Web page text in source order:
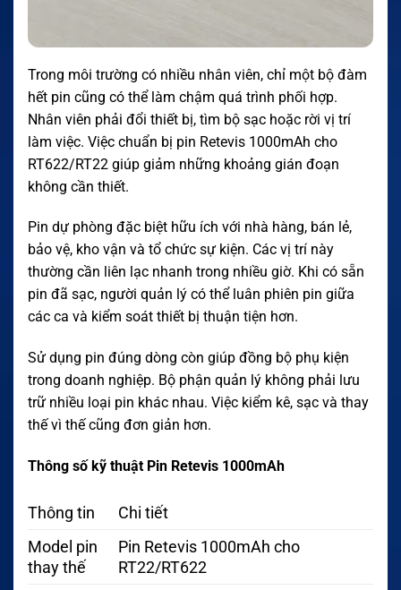
Trong môi trường có nhiều nhân viên, chỉ một bộ đàm
hết pin cũng có thể làm chậm quá trình phối hợp.
Nhân viên phải đổi thiết bị, tìm bộ sạc hoặc rời vị trí
làm việc. Việc chuẩn bị pin Retevis 1000mAh cho
RT622/RT22 giúp giảm những khoảng gián đoạn
không cần thiết.
Pin dự phòng đặc biệt hữu ích với nhà hàng, bán lẻ,
bảo vệ, kho vận và tổ chức sự kiện. Các vị trí này
thường cần liên lạc nhanh trong nhiều giờ. Khi có sẵn
pin đã sạc, người quản lý có thể luân phiên pin giữa
các ca và kiểm soát thiết bị thuận tiện hơn.
Sử dụng pin đúng dòng còn giúp đồng bộ phụ kiện
trong doanh nghiệp. Bộ phận quản lý không phải lưu
trữ nhiều loại pin khác nhau. Việc kiểm kê, sạc và thay
thế vì thế cũng đơn giản hơn.
Thông số kỹ thuật Pin Retevis 1000mAh
Thông tin
Chi tiết
Model pin
thay thế
Pin Retevis 1000mAh cho
RT22/RT622